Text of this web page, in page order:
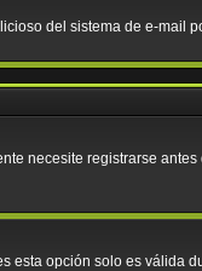
del sistema de e-mail
necesite registrarse
esta opción solo es válida